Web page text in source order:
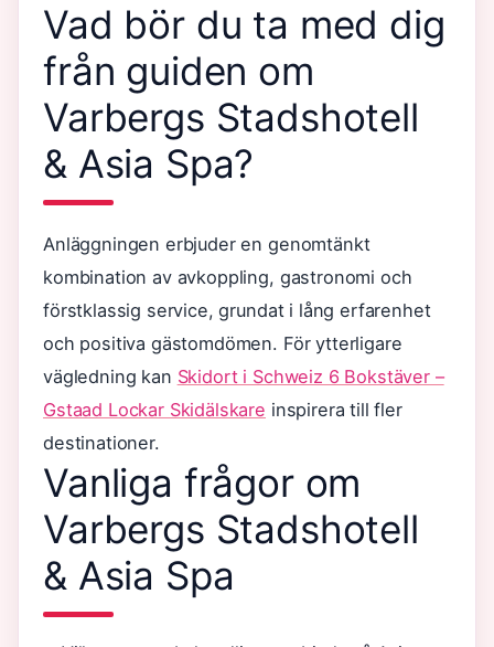
Vad bör du ta med dig
från guiden om
Varbergs Stadshotell
& Asia Spa?
Anläggningen erbjuder en genomtänkt
kombination av avkoppling, gastronomi och
förstklassig service, grundat i lång erfarenhet
och positiva gästomdömen. För ytterligare
vägledning kan Skidort i Schweiz 6 Bokstäver –
Gstaad Lockar Skidälskare inspirera till fler
destinationer.
Vanliga frågor om
Varbergs Stadshotell
& Asia Spa